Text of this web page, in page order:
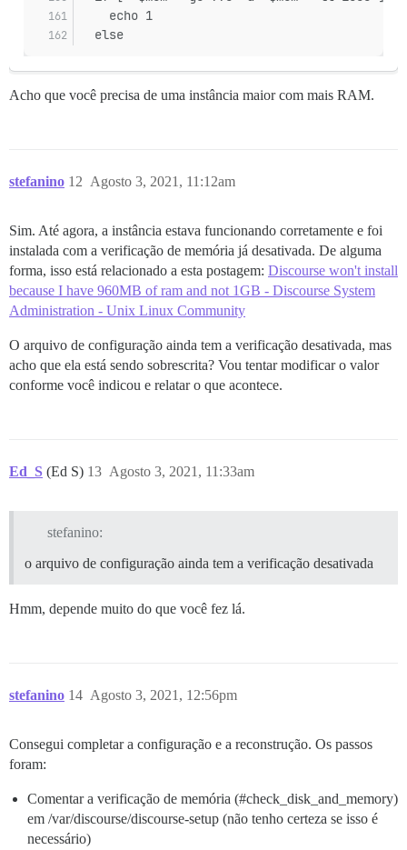
    echo 1
  else
Acho que você precisa de uma instância maior com mais RAM.
stefanino Agosto 3, 2021, 11:12am
12
Sim. Até agora, a instância estava funcionando corretamente e foi
instalada com a verificação de memória já desativada. De alguma
forma, isso está relacionado a esta postagem: Discourse won't install
because I have 960MB of ram and not 1GB - Discourse System
Administration - Unix Linux Community
O arquivo de configuração ainda tem a verificação desativada, mas
acho que ela está sendo sobrescrita? Vou tentar modificar o valor
conforme você indicou e relatar o que acontece.
Ed_S (Ed S) Agosto 3, 2021, 11:33am
13
stefanino:
o arquivo de configuração ainda tem a verificação desativada
Hmm, depende muito do que você fez lá.
stefanino Agosto 3, 2021, 12:56pm
14
Consegui completar a configuração e a reconstrução. Os passos
foram:
Comentar a verificação de memória (#check_disk_and_memory)
em /var/discourse/discourse-setup (não tenho certeza se isso é
necessário)